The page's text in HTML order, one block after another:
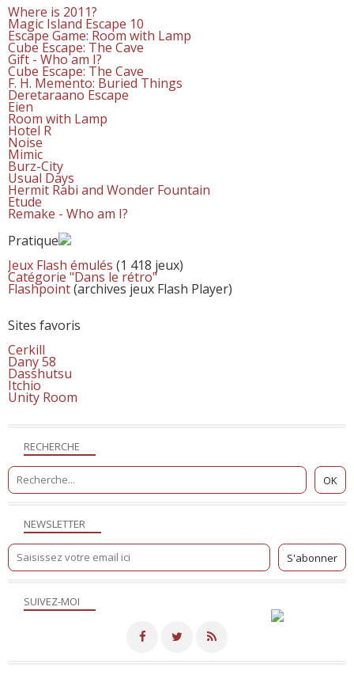
NEWSLETTER
SUIVEZ-MOI
RECHERCHE
Where is 2011?
Magic Island Escape 10
Escape Game: Room with Lamp
Cube Escape: The Cave
Gift - Who am I?
Cube Escape: The Cave
F. H. Memento: Buried Things
Deretaraano Escape
Eien
Room with Lamp
Hotel R
Noise
Mimic
Burz-City
Usual Days
Hermit Rabi and Wonder Fountain
Etude
Remake - Who am I?
Pratique
Jeux Flash émulés (1 418 jeux)
Catégorie "Dans le rétro"
Flashpoint(archives jeux Flash Player)
Sites favoris
Cerkill
Dany 58
Dasshutsu
Itchio
Unity Room